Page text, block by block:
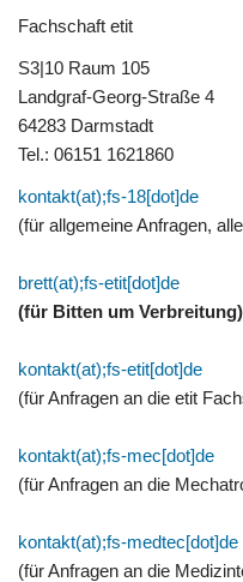
Fachschaft etit
S3|10 Raum 105
Landgraf-Georg-Straße 4
64283 Darmstadt
Tel.: 06151 1621860
kontakt(at);fs-18[dot]de
(für allgemeine Anfragen,
brett(at);fs-etit[dot]de
(für Bitten um Verbreitung)
kontakt(at);fs-etit[dot]de
(für Anfragen an die etit
kontakt(at);fs-mec[dot]de
(für Anfragen an die
kontakt(at);fs-medtec[dot]de
(für Anfragen an die